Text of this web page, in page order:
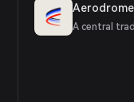
Aerodrome
A central